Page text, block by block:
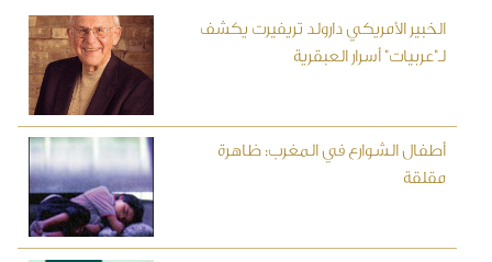
الخبير الأمريكي دارولد تريفيرت يكشف
لـ"عربيات" أسرار العبقرية
أطفال الشوارع في المغرب: ظاهرة
مقلقة